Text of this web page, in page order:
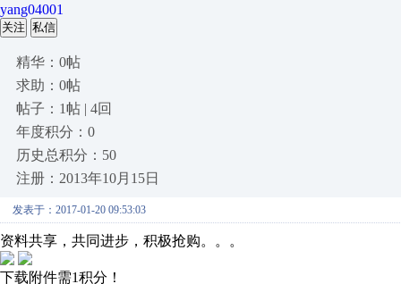
yang04001
关注 私信
精华：0帖
求助：0帖
帖子：1帖 | 4回
年度积分：0
历史总积分：50
注册：2013年10月15日
发表于：2017-01-20 09:53:03
资料共享，共同进步，积极抢购。。。
下载附件需1积分！